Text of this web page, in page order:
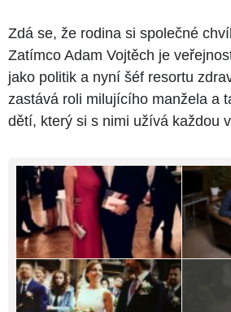
Zdá se, že rodina si společné
Zatímco Adam Vojtěch je
jako politik a nyní šéf resortu
zastává roli milujícího manžela a
dětí, který si s nimi užívá každou